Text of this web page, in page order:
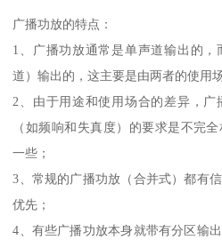
广播功放的特点：
1、广播功放通常是单声道输出的
道）输出的，这主要是由两者的使用
2、由于用途和使用场合的差异，
（如频响和失真度）的要求是不完
一些；
3、常规的广播功放（合并式）都有
优先；
4、有些广播功放本身就带有分区输